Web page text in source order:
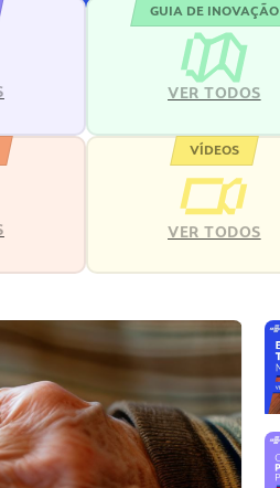
GUIA DE INOVAÇÃO
VER TODOS
VÍDEOS
VER TODOS